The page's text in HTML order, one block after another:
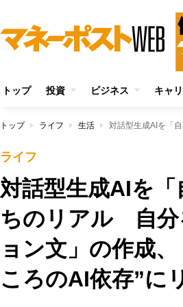
トップ 投資 ビジネス キャ
トップ ライフ 生活
ライフ
対話型生成AIを
ちのリアル 自分
ョン文」の作成
ころのAI依存”に